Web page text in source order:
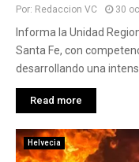
Por: Redaccion VC 30
Informa la Unidad
Santa Fe, con
desarrollando una
Read more
Helvecia